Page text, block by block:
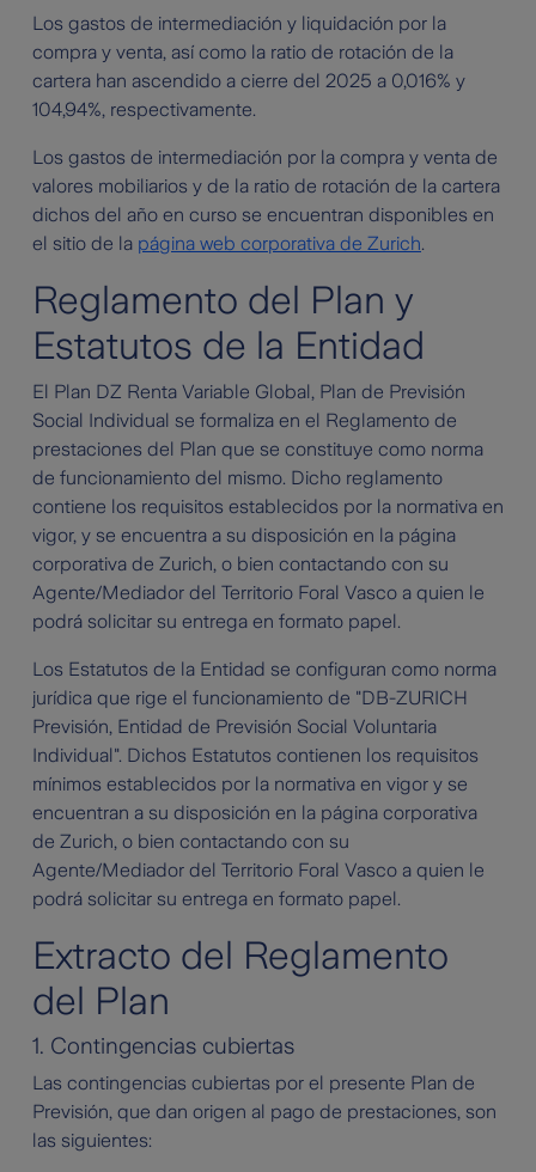
Los gastos de intermediación y liquidación por la
compra y venta, así como la ratio de rotación de la
cartera han ascendido a cierre del 2025 a 0,016% y
104,94%, respectivamente.
Los gastos de intermediación por la compra y venta de
valores mobiliarios y de la ratio de rotación de la cartera
dichos del año en curso se encuentran disponibles en
el sitio de la página web corporativa de Zurich.
Reglamento del Plan y
Estatutos de la Entidad
El Plan DZ Renta Variable Global, Plan de Previsión
Social Individual se formaliza en el Reglamento de
prestaciones del Plan que se constituye como norma
de funcionamiento del mismo. Dicho reglamento
contiene los requisitos establecidos por la normativa en
vigor, y se encuentra a su disposición en la página
corporativa de Zurich, o bien contactando con su
Agente/Mediador del Territorio Foral Vasco a quien le
podrá solicitar su entrega en formato papel.
Los Estatutos de la Entidad se configuran como norma
jurídica que rige el funcionamiento de "DB-ZURICH
Previsión, Entidad de Previsión Social Voluntaria
Individual". Dichos Estatutos contienen los requisitos
mínimos establecidos por la normativa en vigor y se
encuentran a su disposición en la página corporativa
de Zurich, o bien contactando con su
Agente/Mediador del Territorio Foral Vasco a quien le
podrá solicitar su entrega en formato papel.
Extracto del Reglamento
del Plan
1. Contingencias cubiertas
Las contingencias cubiertas por el presente Plan de
Previsión, que dan origen al pago de prestaciones, son
las siguientes: